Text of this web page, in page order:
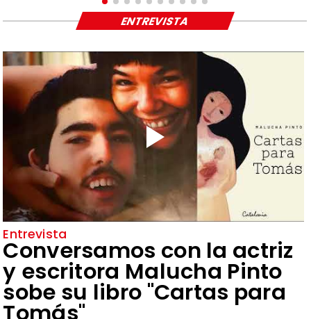
Entrevista
Conversamos con la actriz
y escritora Malucha Pinto
sobe su libro "Cartas para
Tomás"
ENTREVISTA